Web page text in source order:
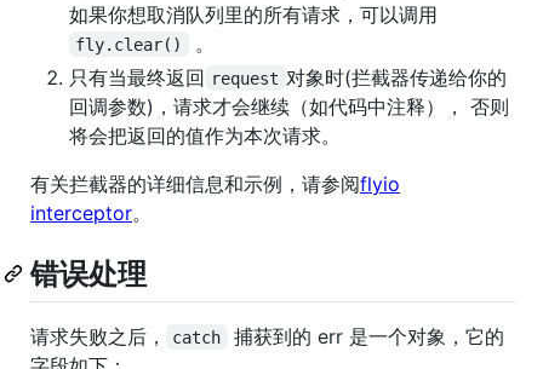
如果你想取消队列里的所有请求，可以调用
fly.clear()
。
只有当最终返回 request 对象时(拦截器传递给你的
回调参数)，请求才会继续（如代码中注释）， 否则
将会把返回的值作为本次请求。
有关拦截器的详细信息和示例，请参阅flyio
interceptor。
错误处理
请求失败之后， catch
捕获到的 err 是一个对象，它的